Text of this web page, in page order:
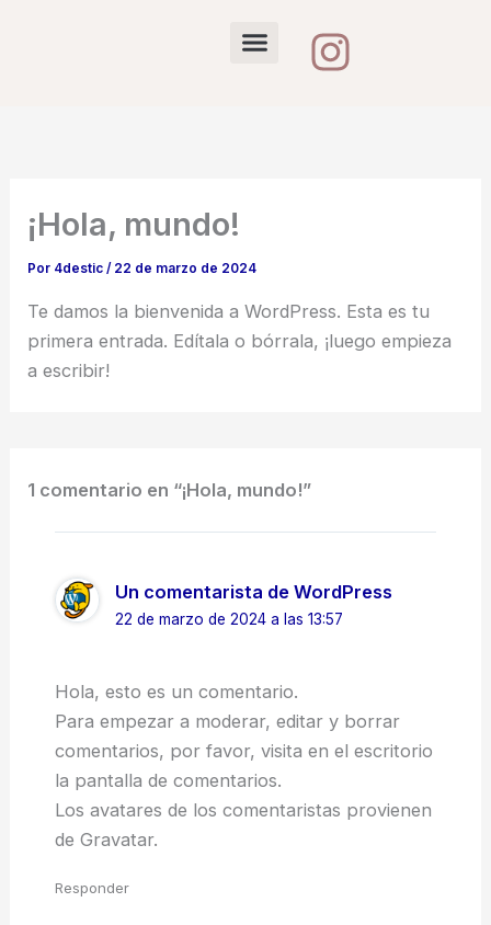
I
n
r
a
¡Hola, mundo!
Por 4destic/ 22 de marzo de 2024
Te damos la bienvenida a WordPress. Esta es tu
primera entrada. Edítala o bórrala, ¡luego empieza
a escribir!
1 comentario en “¡Hola, mundo!”
Un comentarista de WordPress
22 de marzo de 2024 a las 13:57
Hola, esto es un comentario.
Para empezar a moderar, editar y borrar
comentarios, por favor, visita en el escritorio
la pantalla de comentarios.
Los avatares de los comentaristas provienen
de Gravatar.
Responder